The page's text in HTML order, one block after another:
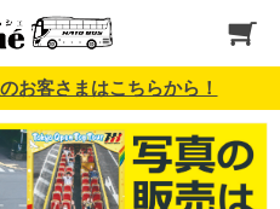
お客さまはこちらから！